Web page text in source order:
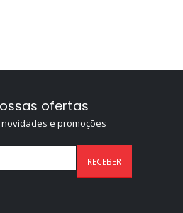
ofertas
e promoções